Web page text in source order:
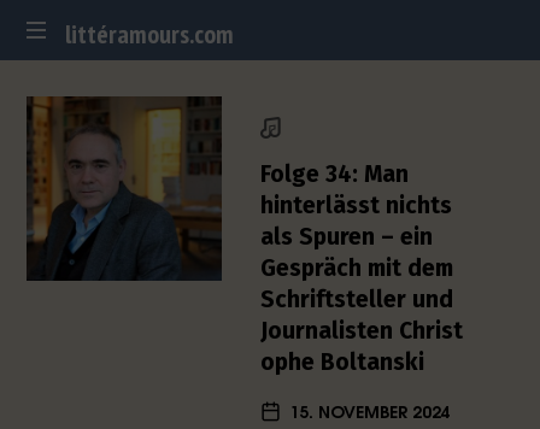
littéramours.com
littéramours.com
t
s
c
h
-
Folge 34: Man
hinterlässt nichts
als Spuren – ein
Gespräch mit dem
Schriftsteller und
Journalisten Christ
ophe Boltanski
15. NOVEMBER 2024